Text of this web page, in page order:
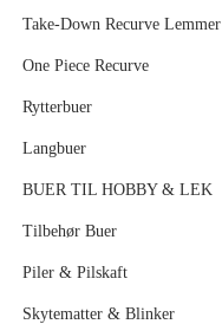
Take-Down Recurve Lemmer
One Piece Recurve
Rytterbuer
Langbuer
BUER TIL HOBBY & LEK
Tilbehør Buer
Piler & Pilskaft
Skytematter & Blinker